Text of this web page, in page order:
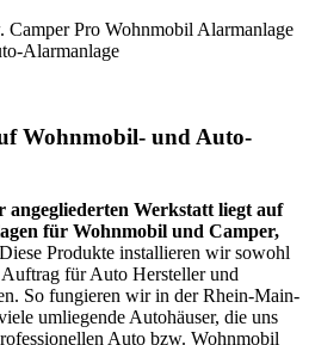
Camper Pro Wohnmobil Alarmanlage
Alarmanlage
Wohnmobil- und Auto-
angegliederten Werkstatt liegt auf
für Wohnmobil und Camper,
Diese Produkte installieren wir sowohl
für Auto Hersteller und
So fungieren wir in der Rhein-Main-
umliegende Autohäuser, die uns
Auto bzw. Wohnmobil